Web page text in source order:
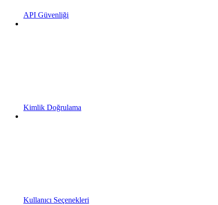
API Güvenliği
Kimlik Doğrulama
Kullanıcı Seçenekleri